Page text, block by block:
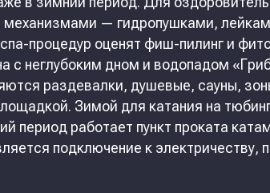
механизмами — гидропушками,
процедур оценят фиш-пилинг и
с неглубоким дном и водопадом
раздевалки, душевые, сауны,
Зимой для катания на
период работает пункт проката
подключение к электричеству,